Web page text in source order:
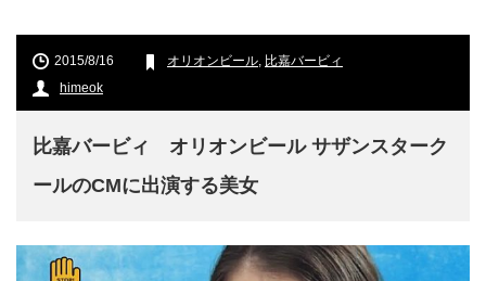
2015/8/16 オリオンビール, 比嘉バービィ
himeok
比嘉バービィ オリオンビール サザンスターク
ールのCMに出演する美女